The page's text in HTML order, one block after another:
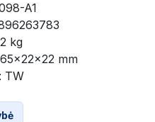
A1
kg
mm
TW